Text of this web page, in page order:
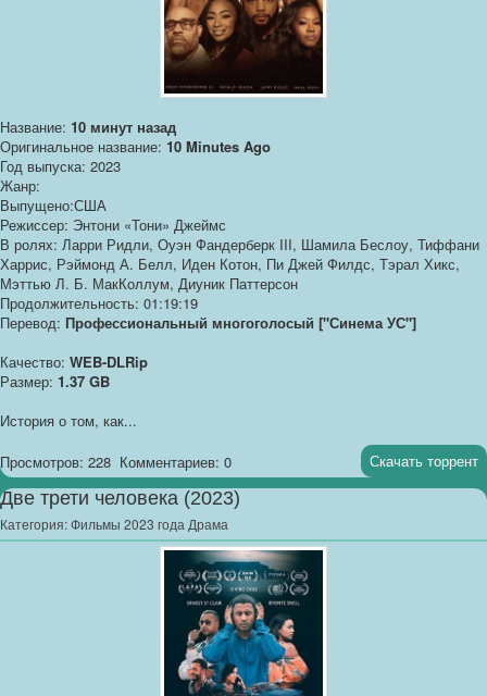
Название: 10 минут назад
Оригинальное название: 10 Minutes Ago
Год выпуска: 2023
Жанр:
Выпущено:США
Режиссер: Энтони «Тони» Джеймс
В ролях: Ларри Ридли, Оуэн Фандерберк III, Шамила Беслоу, Тиффани
Харрис, Рэймонд А. Белл, Иден Котон, Пи Джей Филдс, Тэрал Хикс,
Мэттью Л. Б. МакКоллум, Диуник Паттерсон
Продолжительность: 01:19:19
Перевод: Профессиональный многоголосый ["Синема УС"]
Качество: WEB-DLRip
Размер: 1.37 GB
История о том, как...
Просмотров: 228 Комментариев: 0 Скачать торрент
Две трети человека (2023)
Категория:Фильмы 2023 года Драма